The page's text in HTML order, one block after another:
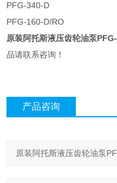
PFG-340-D
PFG-160-D/RO
原装阿托斯液压齿轮油泵
品请联系咨询！
产品咨询